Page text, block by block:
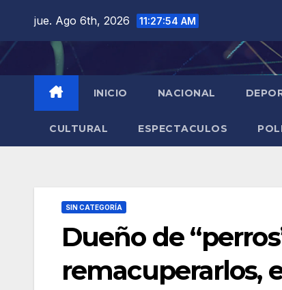
contenido
jue. Ago 6th, 2026 11:27:55 AM
INICIO NACIONAL
CULTURAL ESPECTACULOS
SIN CATEGORÍA
Dueño de
remacuperarlos,